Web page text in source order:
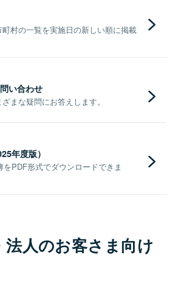
村の一覧を実施日の新しい順に掲載
い合わせ
まな疑問にお答えします。
年度版）
PDF形式でダウンロードできま
法人のお客さま向け